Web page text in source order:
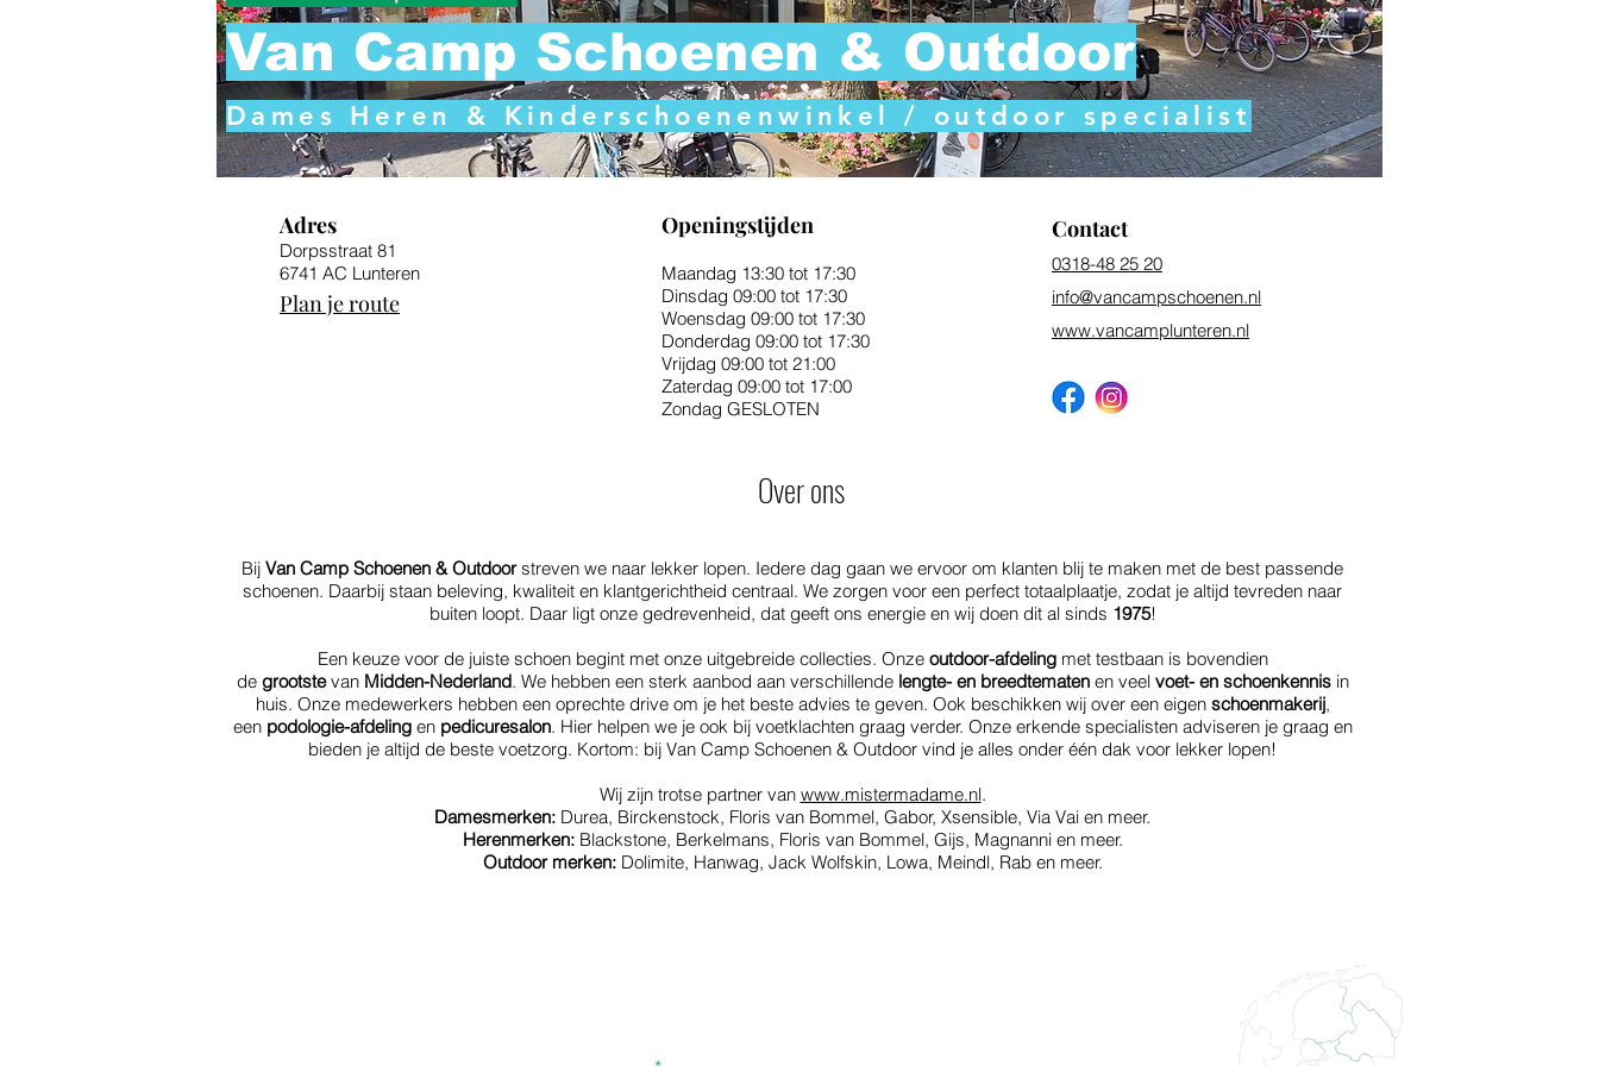
Van Camp Schoenen & Outdoor
Dames Heren & Kinderschoenenwinkel / outdoor specialist
Adres
Dorpsstraat 81
6741 AC Lunteren
Plan je route
Openingstijden
Maandag 13:30 tot 17:30
Dinsdag 09:00 tot 17:30
Woensdag 09:00 tot 17:30
Donderdag 09:00 tot 17:30
Vrijdag 09:00 tot 21:00
Zaterdag 09:00 tot 17:00
Zondag GESLOTEN
Contact
0318-48 25 20
info@vancampschoenen.nl
www.vancamplunteren.nl
Over ons
Bij Van Camp Schoenen & Outdoorstreven we naar lekker lopen. Iedere dag gaan we ervoor om klanten blij te maken met de best passende
schoenen. Daarbij staan beleving, kwaliteit en klantgerichtheid centraal. We zorgen voor een perfect totaalplaatje, zodat je altijd tevreden naar
buiten loopt. Daar ligt onze gedrevenheid, dat geeft ons energie en wij doen dit al sinds 1975!
Een keuze voor de juiste schoen begint met onze uitgebreide collecties. Onze outdoor-afdelingmet testbaan is bovendien
de grootstevan Midden-Nederland. We hebben een sterk aanbod aan verschillende lengte- en breedtematenen veel voet- en schoenkennisin
huis. Onze medewerkers hebben een oprechte drive om je het beste advies te geven. Ook beschikken wij over een eigen schoenmakerij,
een podologie-afdelingen pedicuresalon. Hier helpen we je ook bij voetklachten graag verder. Onze erkende specialisten adviseren je graag en
bieden je altijd de beste voetzorg. Kortom: bij Van Camp Schoenen & Outdoor vind je alles onder één dak voor lekker lopen!
Wij zijn trotse partner van www.mistermadame.nl.
Damesmerken: Durea, Birckenstock, Floris van Bommel, Gabor, Xsensible, Via Vai en meer.
Herenmerken:Blackstone, Berkelmans, Floris van Bommel, Gijs, Magnanni en meer.
Outdoor merken:Dolimite, Hanwag, Jack Wolfskin, Lowa, Meindl, Rab en meer.